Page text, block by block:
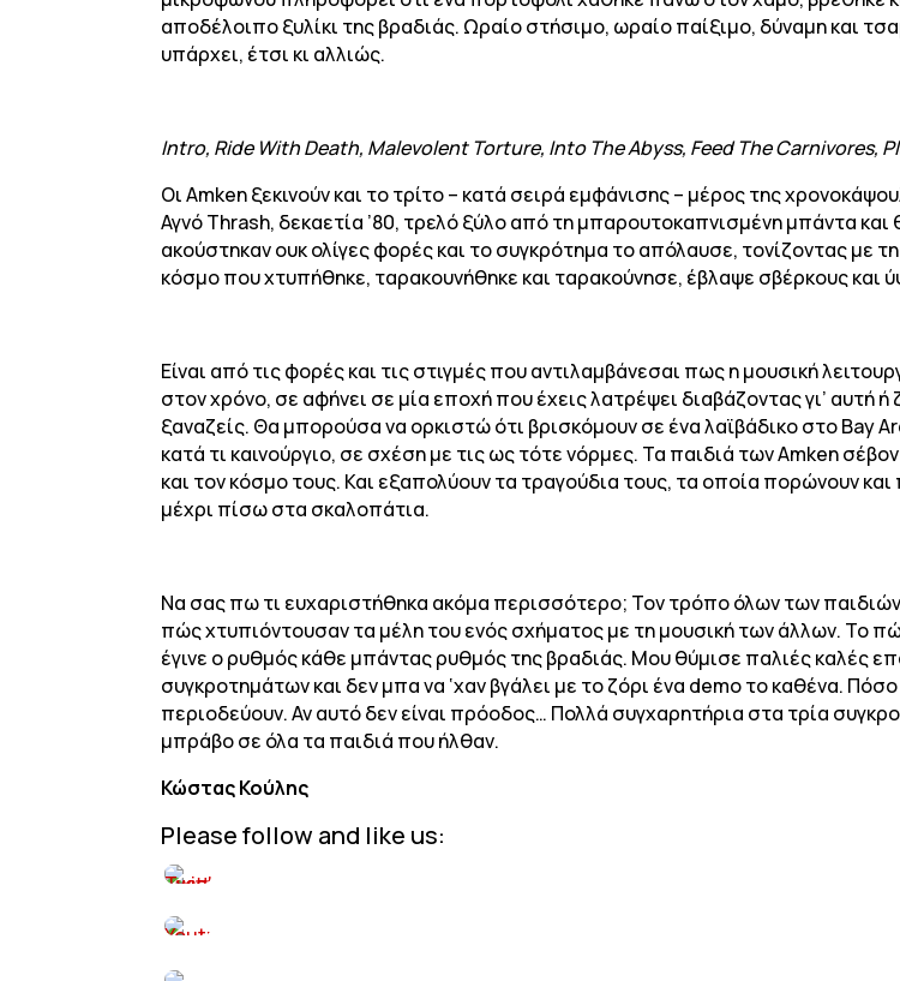
αποδέλοιπο ξυλίκι της βραδιάς. Ωραίο στήσιμο, ωραίο παίξιμο, δύναμη και
υπάρχει, έτσι κι αλλιώς.
Intro, Ride With Death, Malevolent Torture, Into The Abyss, Feed The Carnivores,
Οι Amken ξεκινούν και το τρίτο – κατά σειρά εμφάνισης – μέρος της
Αγνό Thrash, δεκαετία ’80, τρελό ξύλο από τη μπαρουτοκαπνισμένη μπάντα
ακούστηκαν ουκ ολίγες φορές και το συγκρότημα το απόλαυσε, τονίζοντας με
κόσμο που χτυπήθηκε, ταρακουνήθηκε και ταρακούνησε, έβλαψε σβέρκους και
Είναι από τις φορές και τις στιγμές που αντιλαμβάνεσαι πως η μουσική
στον χρόνο, σε αφήνει σε μία εποχή που έχεις λατρέψει διαβάζοντας γι’ αυτή
ξαναζείς. Θα μπορούσα να ορκιστώ ότι βρισκόμουν σε ένα λαϊβάδικο στο Bay
κατά τι καινούργιο, σε σχέση με τις ως τότε νόρμες. Τα παιδιά των Amken
και τον κόσμο τους. Και εξαπολύουν τα τραγούδια τους, τα οποία πορώνουν
μέχρι πίσω στα σκαλοπάτια.
Να σας πω τι ευχαριστήθηκα ακόμα περισσότερο; Τον τρόπο όλων των
πώς χτυπιόντουσαν τα μέλη του ενός σχήματος με τη μουσική των άλλων. Το
έγινε ο ρυθμός κάθε μπάντας ρυθμός της βραδιάς. Μου θύμισε παλιές καλές
συγκροτημάτων και δεν μπα να ‘χαν βγάλει με το ζόρι ένα demo το καθένα.
περιοδεύουν. Αν αυτό δεν είναι πρόοδος… Πολλά συγχαρητήρια στα τρία
μπράβο σε όλα τα παιδιά που ήλθαν.
Κώστας Κούλης
Please follow and like us: